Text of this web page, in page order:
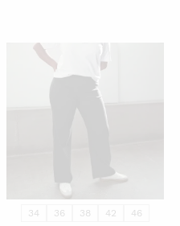
49,00 €.
KATSO PIKANÄKYMÄ
34 36 38 42 46